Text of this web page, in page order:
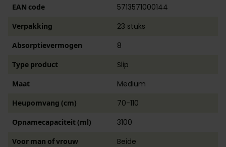
EAN code
5713571000144
Verpakking
23 stuks
Absorptievermogen
8
Type product
Slip
Maat
Medium
Heupomvang (cm)
70-110
Opnamecapaciteit (ml)
3100
Voor man of vrouw
Beide